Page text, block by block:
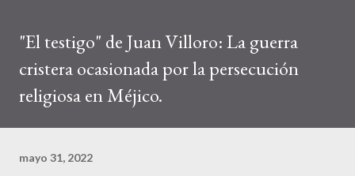
"El testigo" de Juan Villoro: La guerra
cristera ocasionada por la persecución
religiosa en Méjico.
mayo 31, 2022